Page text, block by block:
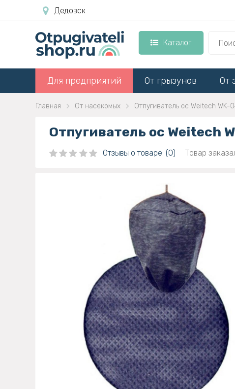
Дедовск
Каталог
Для предприятий От грызунов От
Главная От насекомых Отпугиватель ос Weitech WK-
Отпугиватель ос Weitech
Отзывы о товаре: (0) Товар